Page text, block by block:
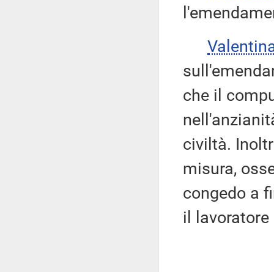
che il
civiltà.
misura,
congedo a
il